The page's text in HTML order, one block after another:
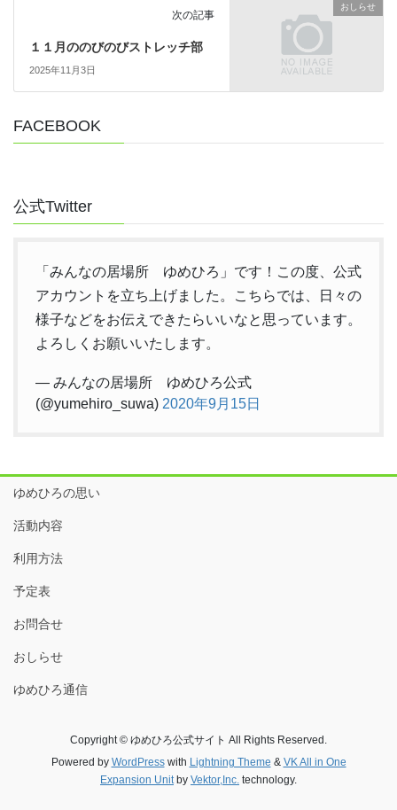
おしらせ
次の記事
１１月ののびのびストレッチ部
2025年11月3日
FACEBOOK
公式Twitter
「みんなの居場所 ゆめひろ」です！この度、公式
アカウントを立ち上げました。こちらでは、日々の
様子などをお伝えできたらいいなと思っています。
よろしくお願いいたします。
— みんなの居場所 ゆめひろ公式
(@yumehiro_suwa) 2020年9月15日
ゆめひろの思い
活動内容
利用方法
予定表
お問合せ
おしらせ
ゆめひろ通信
Copyright © ゆめひろ公式サイト All Rights Reserved.
Powered by WordPresswith Lightning Theme & VK All in One
Expansion Unitby Vektor,Inc. technology.